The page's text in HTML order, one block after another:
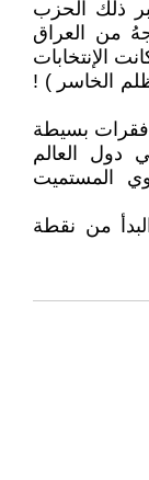
ذلك الحزب
من العراق
الإنتخابات
الخاسر ) !
بسيطة
دول العالم
المستميت
من نقطة